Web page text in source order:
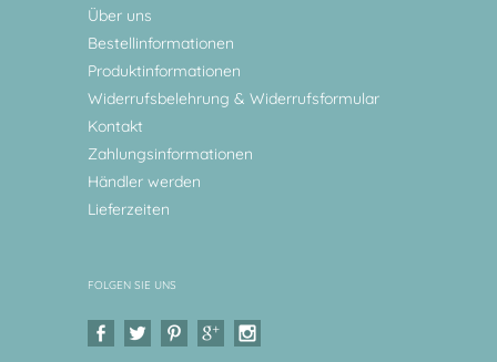
Über uns
Bestellinformationen
Produktinformationen
Widerrufsbelehrung & Widerrufsformular
Kontakt
Zahlungsinformationen
Händler werden
Lieferzeiten
FOLGEN SIE UNS